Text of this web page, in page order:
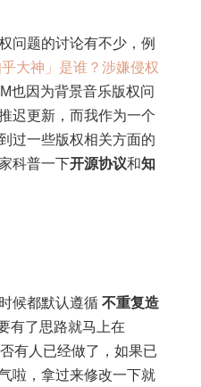
问题的讨论有不少，例
大神」是谁？涉嫌侵权
也因为背景音乐版权问
迟更新，而我作为一个
过一些版权相关方面的
科普一下开源协议和知
候都默认遵循 不重复造
有了思路就马上在
有人已经做了，如果已
啦，拿过来修改一下就